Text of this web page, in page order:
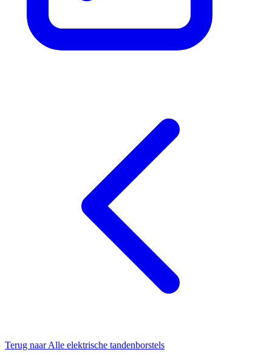
Terug naar Alle elektrische tandenborstels